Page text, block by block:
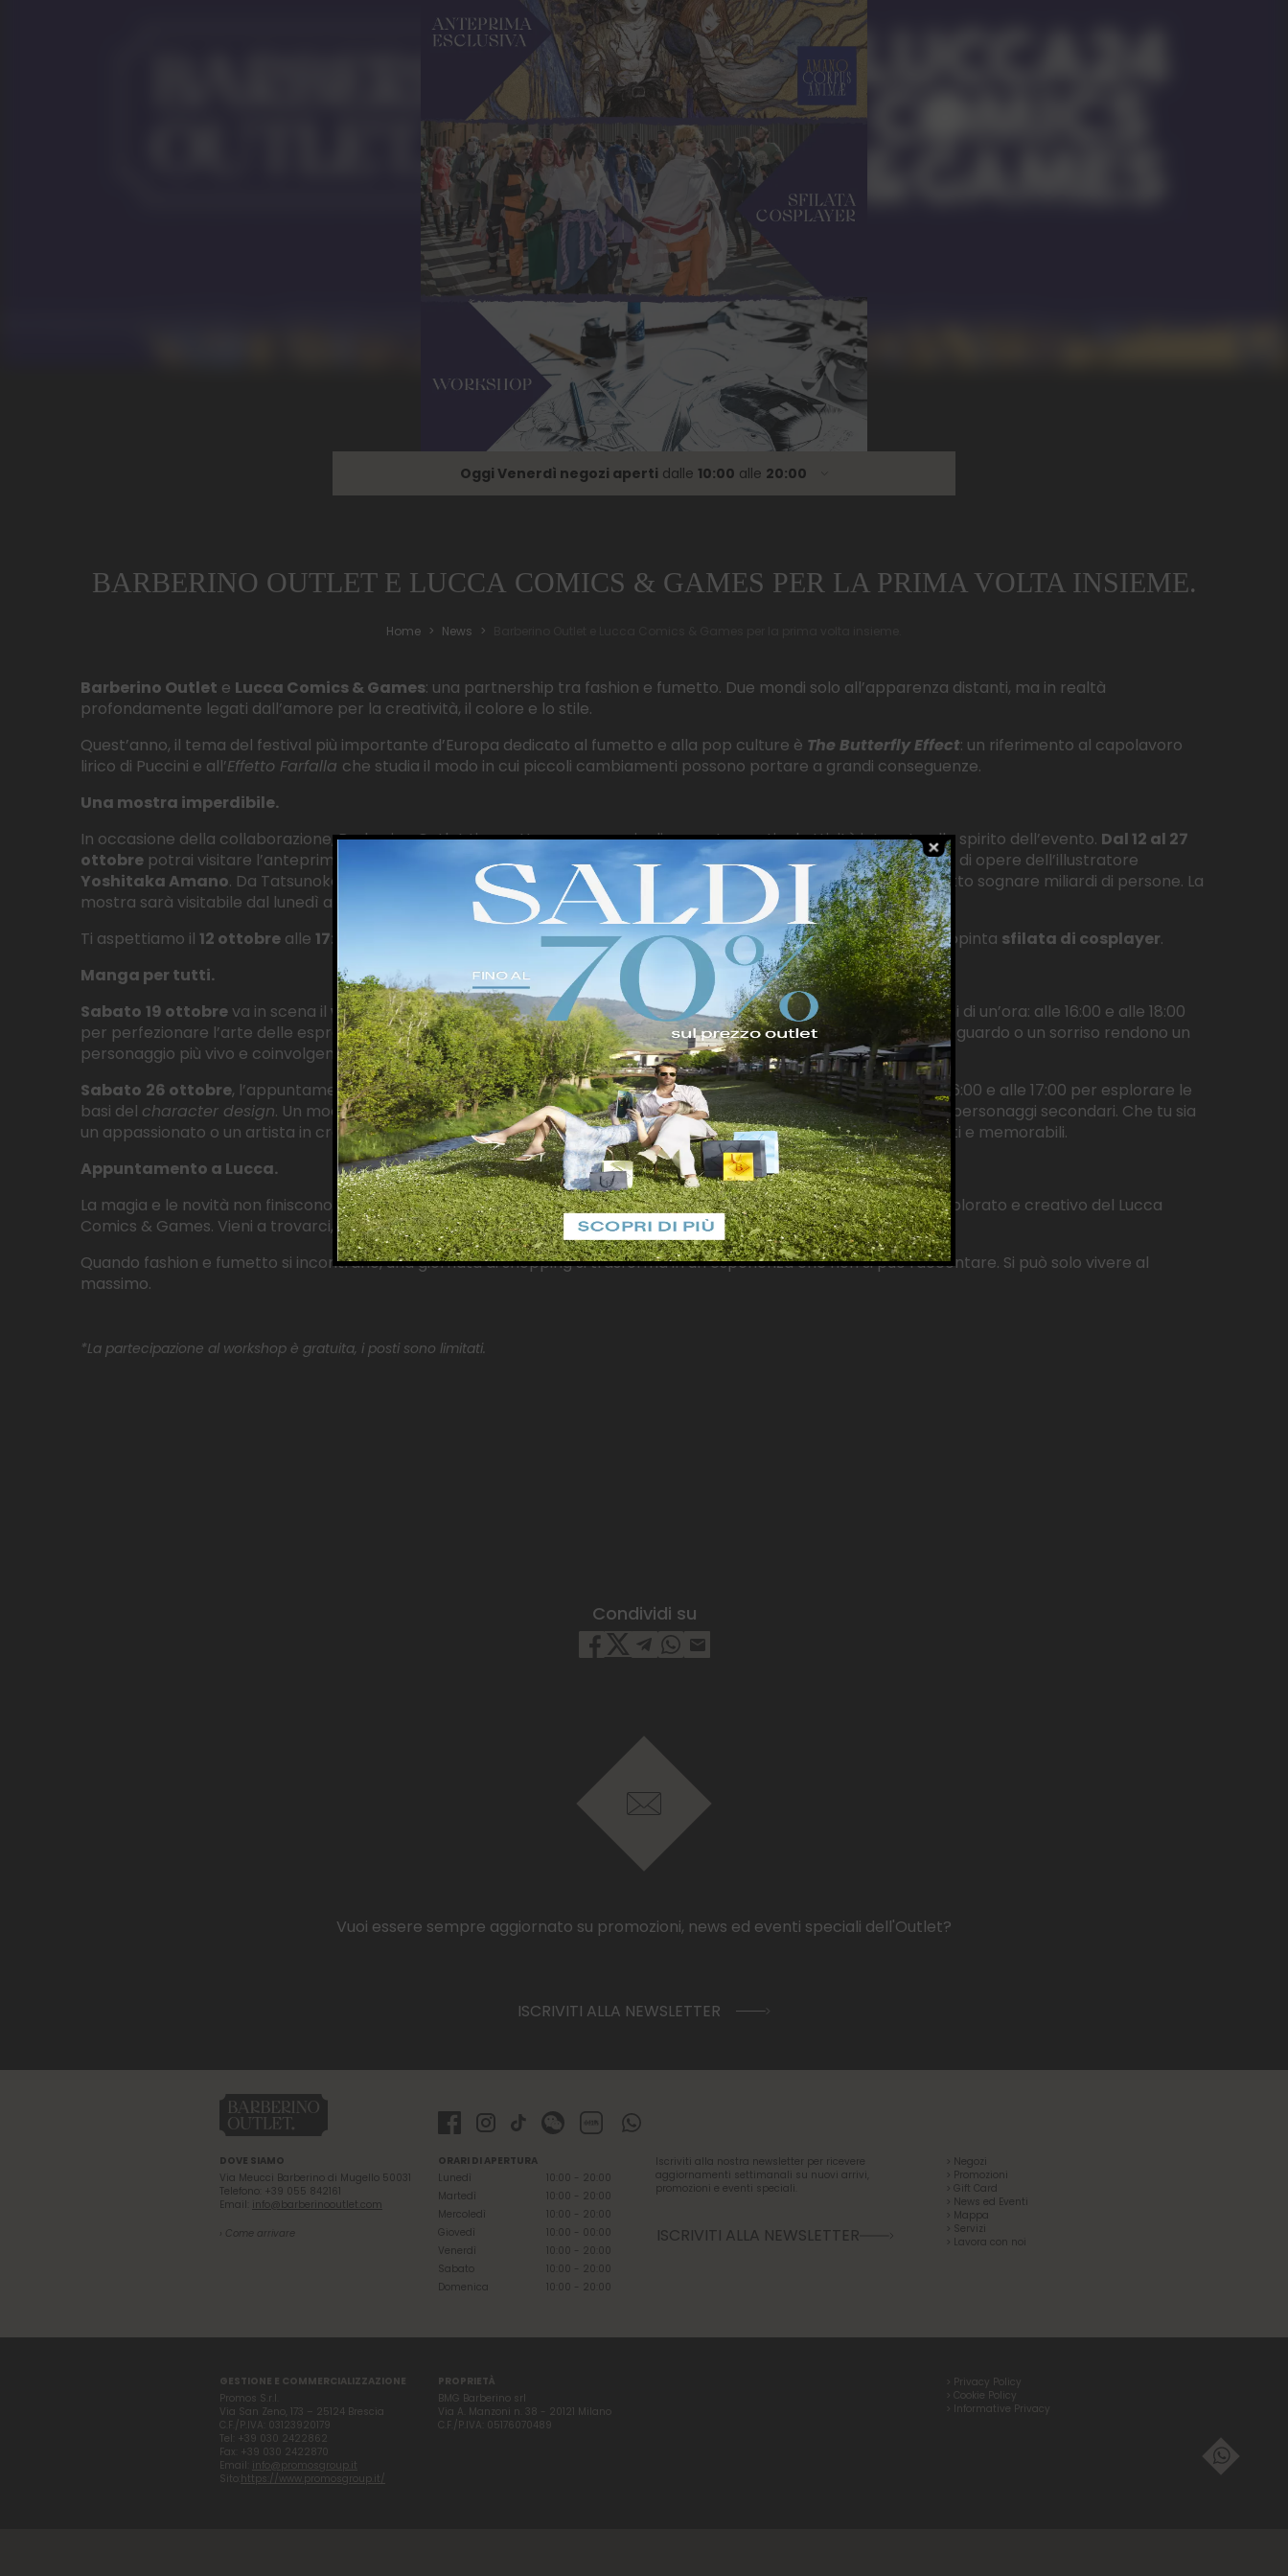
Oggi Venerdì negozi aperti dalle 10:00 alle 20:00
Lunedìdalle10:00alle20:00
Venerdìdalle10:00alle20:00
BARBERINO OUTLET E LUCCA COMICS & GAMES PER LA PRIMA VOLTA INSIEME.
Home News
Barberino Outlet e Lucca Comics & Games: una partnership tra fashion e fumetto. Due mondi solo all’apparenza distanti, ma in realtà
profondamente legati dall’amore per la creatività, il colore e lo stile.
Quest’anno, il tema del festival più importante d’Europa dedicato al fumetto e alla pop culture è The Butterfly Effect: un riferimento al capolavoro
lirico di Puccini e all’Effetto Farfalla che studia il modo in cui piccoli cambiamenti possono portare a grandi conseguenze.
Una mostra imperdibile.
In occasione della collaborazione, Barberino Outlet ti aspetta con una serie di appuntamenti ed attività intonate allo spirito dell’evento. Dal 12 al 27
ottobre potrai visitare l’anteprima esclusiva della mostraAmanoCorpus Animædi Milano che racchiude una serie di opere dell’illustratore
Yoshitaka Amano. Da Tatsunoko a Final Fantasy, passando per Vogue: con la sua arte il Maestro giapponese ha fatto sognare miliardi di persone. La
mostra sarà visitabile dal lunedì al venerdì dalle 14:00 alle 19:00 e sabato e domenica dalle 10:00 alle 20:00.
Ti aspettiamo il 12 ottobre alle 17:00 per l’inaugurazione della mostra e, a seguire, alle17:30 , per assistere a una variopinta sfilata di cosplayer.
Manga per tutti.
Sabato 19 ottobreva in scena il workshopEspressioni del Volto: Dai Vita ai Tuoi Personaggi Manga *. Due lezioni di un’ora: alle 16:00 e alle 18:00
per perfezionare l’arte delle espressioni facciali. Attraverso esempi pratici e tecniche semplici, si scopre come uno sguardo o un sorriso rendono un
personaggio più vivo e coinvolgente. Un workshop perfetto per appassionati, artisti o curiosi.
Sabato 26 ottobre, l’appuntamento è con ilworkshopCrea i Tuoi Personaggi Manga*. Due lezioni di un’ora: alle 16:00 e alle 17:00 per esplorare le
basi del character design. Un modo per imparare a bilanciare proporzioni, stile e dettagli e dare vita a eroi, cattivi e personaggi secondari. Che tu sia
un appassionato o un artista in crescita, questo appuntamento ti darà la possibilità di creare personaggi accattivanti e memorabili.
Appuntamento a Lucca.
La magia e le novità non finiscono qui:dal 30 ottobre al 3 novembre, Barberino Outlet sarà immerso nell’universo colorato e creativo del Lucca
Comics & Games. Vieni a trovarci, ti aspettano tanti vantaggi e sorprese.
Quando fashion e fumetto si incontrano, una giornata di shopping si trasforma in un’esperienza che non si può raccontare. Si può solo vivere al
massimo.
*La partecipazione al workshop è gratuita, i posti sono limitati.
Condividi su
Vuoi essere sempre aggiornato su promozioni, news ed eventi speciali dell'Outlet?
ISCRIVITI ALLA NEWSLETTER
DOVE SIAMO
Via Meucci Barberino di Mugello 50031
Telefono: +39 055 842161
Email: info@barberinooutlet.com
› Come arrivare
ORARI DI APERTURA
Lunedì
10:00 - 20:00
Martedì
10:00 - 20:00
Mercoledì
10:00 - 20:00
Giovedì
10:00 - 00:00
Venerdì
10:00 - 20:00
Sabato
10:00 - 20:00
Domenica
10:00 - 20:00
Iscriviti alla nostra newsletter per ricevere
aggiornamenti settimanali su nuovi arrivi,
promozioni e eventi speciali.
ISCRIVITI ALLA NEWSLETTER
> Negozi
> Promozioni
> Gift Card
> News ed Eventi
> Mappa
> Servizi
> Lavora con noi
GESTIONE E COMMERCIALIZZAZIONE
Promos S.r.l.
Via San Zeno, 173 – 25124 Brescia
C.F./P.IVA: 03123920179
Tel: +39 030 2422862
Fax: +39 030 2422870
Email: info@promosgroup.it
Sito: https://www.promosgroup.it/
PROPRIETÀ
BMG Barberino srl
Via A. Manzoni n. 38 - 20121 Milano
C.F./P.IVA: 05176070489
> Privacy Policy
> Cookie Policy
> Informative Privacy